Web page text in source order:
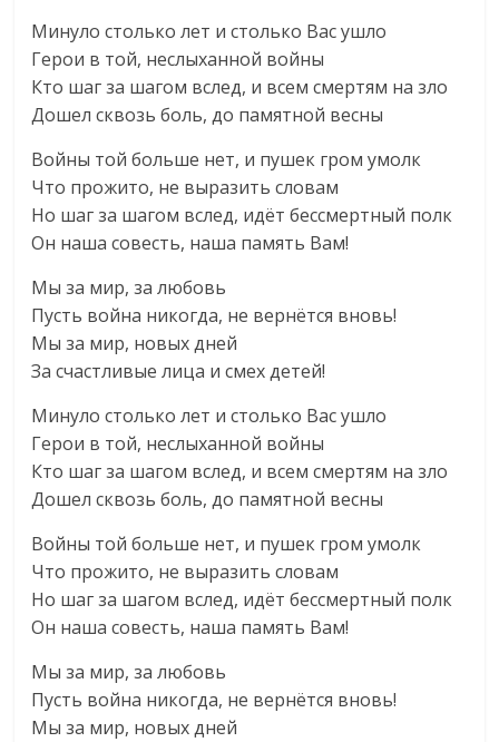
Минуло столько лет и столько Вас ушло
Герои в той, неслыханной войны
Кто шаг за шагом вслед, и всем смертям на зло
Дошел сквозь боль, до памятной весны
Войны той больше нет, и пушек гром умолк
Что прожито, не выразить словам
Но шаг за шагом вслед, идёт бессмертный полк
Он наша совесть, наша память Вам!
Мы за мир, за любовь
Пусть война никогда, не вернётся вновь!
Мы за мир, новых дней
За счастливые лица и смех детей!
Минуло столько лет и столько Вас ушло
Герои в той, неслыханной войны
Кто шаг за шагом вслед, и всем смертям на зло
Дошел сквозь боль, до памятной весны
Войны той больше нет, и пушек гром умолк
Что прожито, не выразить словам
Но шаг за шагом вслед, идёт бессмертный полк
Он наша совесть, наша память Вам!
Мы за мир, за любовь
Пусть война никогда, не вернётся вновь!
Мы за мир, новых дней